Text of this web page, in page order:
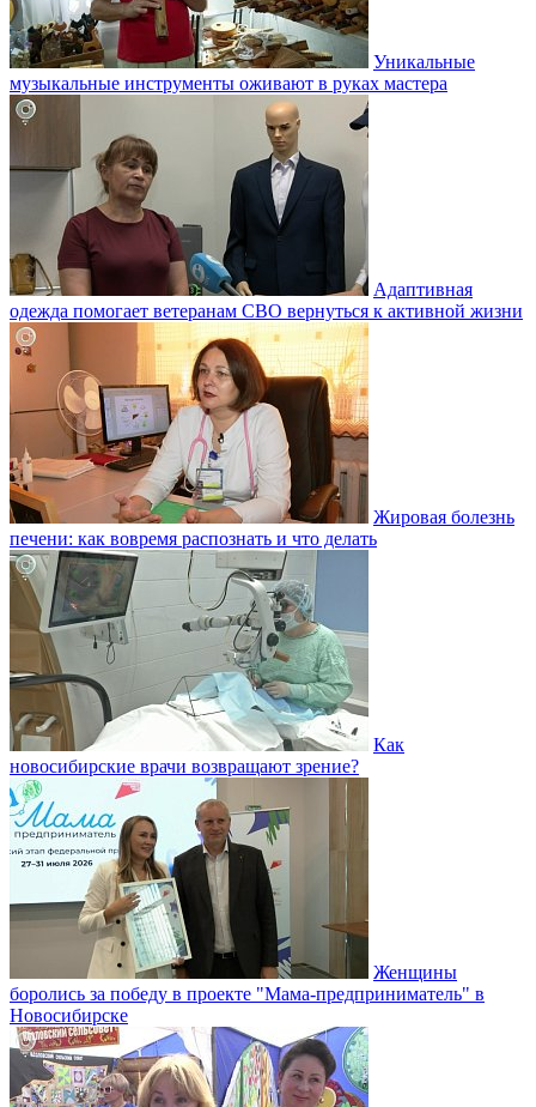
Уникальные
музыкальные инструменты оживают в руках мастера
Адаптивная
одежда помогает ветеранам СВО вернуться к активной жизни
Жировая болезнь
печени: как вовремя распознать и что делать
Как
новосибирские врачи возвращают зрение?
Женщины
боролись за победу в проекте "Мама-предприниматель" в
Новосибирске